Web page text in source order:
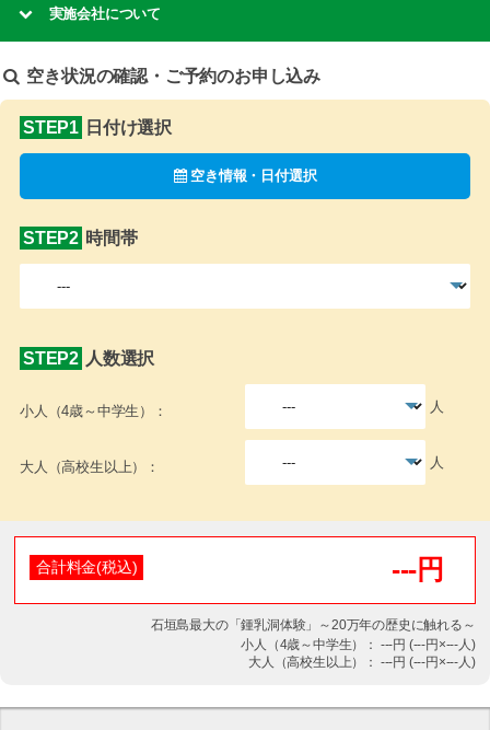
開催期間 2026年7月1日～2027年3月31日
集合時間 －
所要時間 30分
石垣島鍾乳洞
実施会社 石垣島鍾乳洞
・WEB受付締め切り後、お電話にて空き状況の確認・ご予約を承っており
ます。
＜備考・注意事項・その他＞
営業時間 9：00～最終受付18：00（18：30閉園） 年中無休
石垣1666 石垣市 沖縄県
石垣島鍾乳洞
■キャンセルポリシー
営業時間 9：00～最終受付18：00（18：30閉園） 年中無休
実施会社について
実施会社
0980-83-1550
空き状況の確認・ご予約のお申し込み
STEP1 日付け選択
空き情報・日付選択
STEP2 時間帯
STEP2 人数選択
小人（4歳～中学生）： 人
大人（高校生以上）： 人
合計料金(税込) ---円
石垣島最大の「鍾乳洞体験」～20万年の歴史に触れる～
小人（4歳～中学生）： ---円 (---円×---人)
大人（高校生以上）： ---円 (---円×---人)